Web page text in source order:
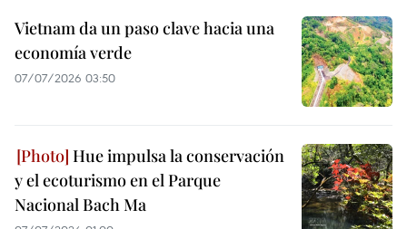
Vietnam da un paso clave hacia una
economía verde
07/07/2026 03:50
Hue impulsa la conservación
y el ecoturismo en el Parque
Nacional Bach Ma